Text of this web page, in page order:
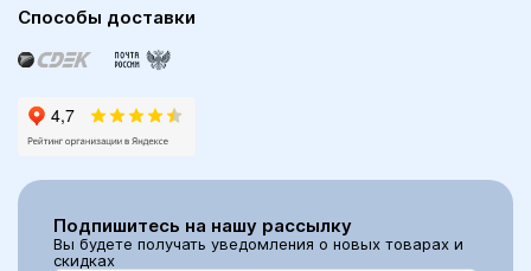
Способы доставки
Подпишитесь на нашу рассылку
Вы будете получать уведомления о новых товарах и
скидках